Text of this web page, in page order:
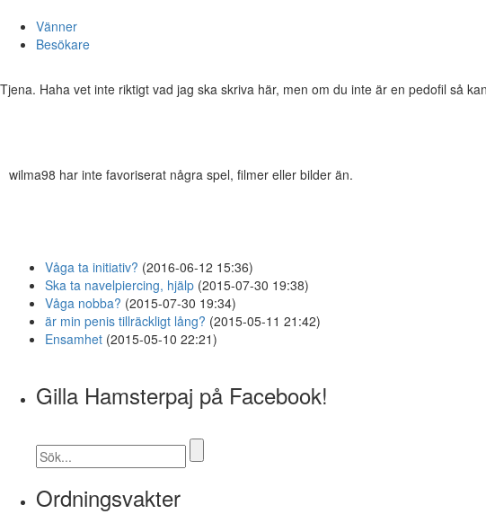
Vänner
Besökare
Tjena. Haha vet inte riktigt vad jag ska skriva här, men om du inte är en pedofil så
wilma98 har inte favoriserat några spel, filmer eller bilder än.
Våga ta initiativ? (2016-06-12 15:36)
Ska ta navelpiercing, hjälp (2015-07-30 19:38)
Våga nobba? (2015-07-30 19:34)
är min penis tillräckligt lång? (2015-05-11 21:42)
Ensamhet (2015-05-10 22:21)
Gilla Hamsterpaj på Facebook!
Ordningsvakter